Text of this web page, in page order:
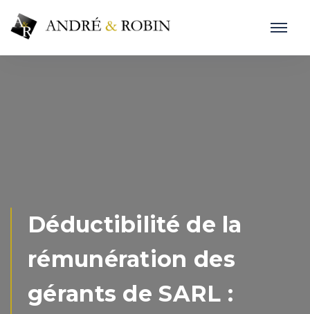
Déductibilité de la
rémunération des
gérants de SARL :